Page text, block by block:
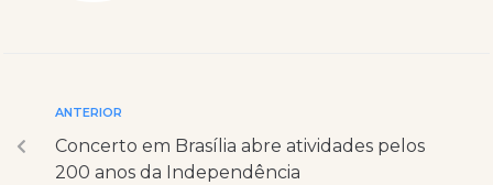
ANTERIOR
Concerto em Brasília abre atividades pelos
200 anos da Independência